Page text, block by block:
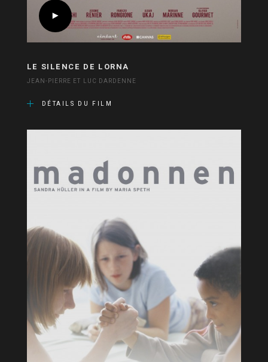
LE SILENCE DE LORNA
JEAN-PIERRE ET LUC DARDENNE
DÉTAILS DU FILM